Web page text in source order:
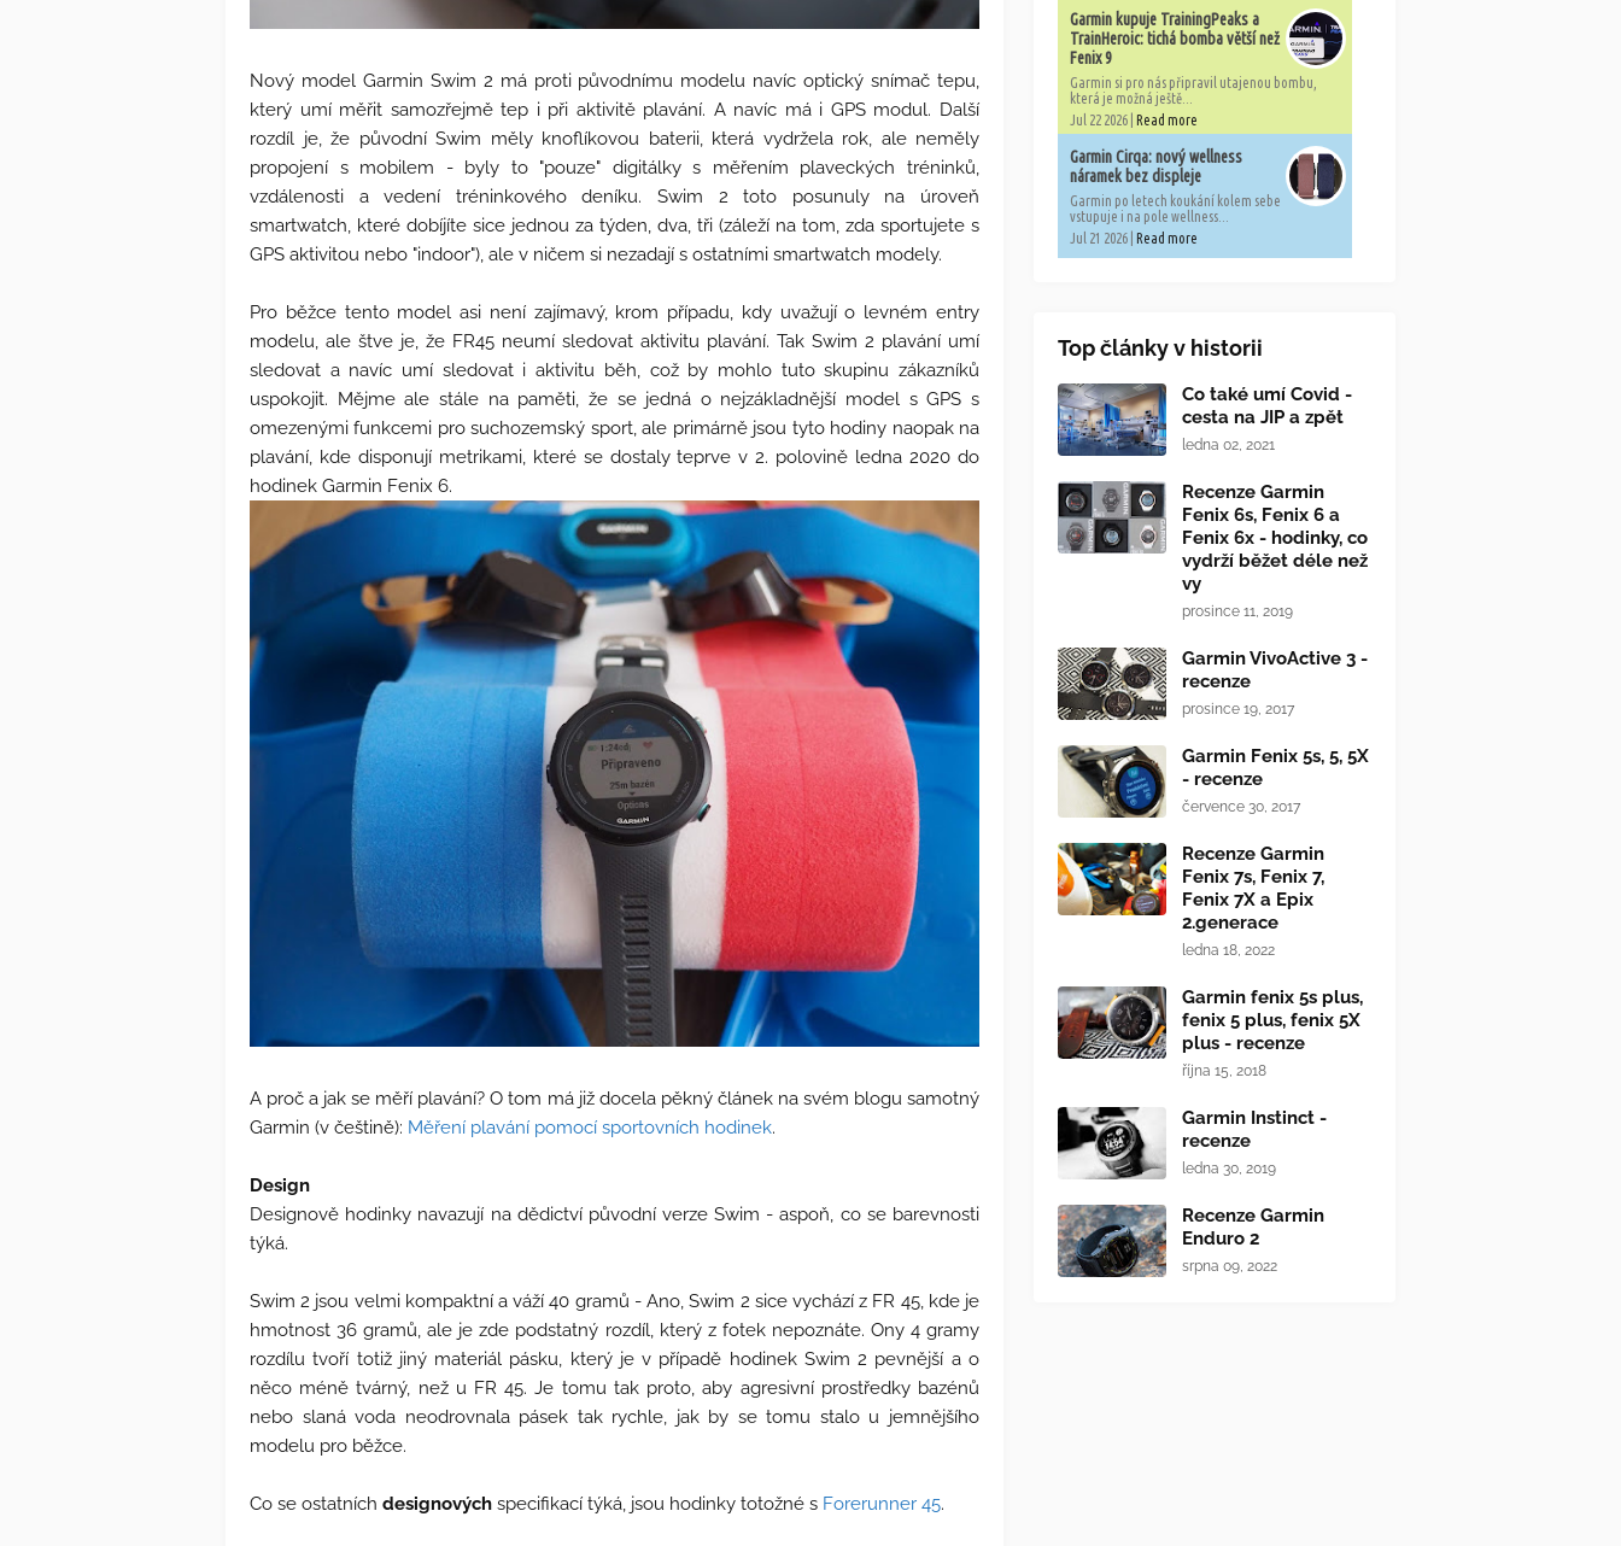
Nový model Garmin Swim 2 má proti původnímu modelu navíc optický snímač tepu,
který umí měřit samozřejmě tep i při aktivitě plavání. A navíc má i GPS modul. Další
rozdíl je, že původní Swim měly knoflíkovou baterii, která vydržela rok, ale neměly
propojení s mobilem - byly to "pouze" digitálky s měřením plaveckých tréninků,
vzdálenosti a vedení tréninkového deníku. Swim 2 toto posunuly na úroveň
smartwatch, které dobíjíte sice jednou za týden, dva, tři (záleží na tom, zda sportujete s
GPS aktivitou nebo "indoor"), ale v ničem si nezadají s ostatními smartwatch modely.
Pro běžce tento model asi není zajímavý, krom případu, kdy uvažují o levném entry
modelu, ale štve je, že FR45 neumí sledovat aktivitu plavání. Tak Swim 2 plavání umí
sledovat a navíc umí sledovat i aktivitu běh, což by mohlo tuto skupinu zákazníků
uspokojit. Mějme ale stále na paměti, že se jedná o nejzákladnější model s GPS s
omezenými funkcemi pro suchozemský sport, ale primárně jsou tyto hodiny naopak na
plavání, kde disponují metrikami, které se dostaly teprve v 2. polovině ledna 2020 do
hodinek Garmin Fenix 6.
A proč a jak se měří plavání? O tom má již docela pěkný článek na svém blogu samotný
Garmin (v češtině): Měření plavání pomocí sportovních hodinek.
Design
Designově hodinky navazují na dědictví původní verze Swim - aspoň, co se barevnosti
týká.
Swim 2 jsou velmi kompaktní a váží 40 gramů - Ano, Swim 2 sice vychází z FR 45, kde je
hmotnost 36 gramů, ale je zde podstatný rozdíl, který z fotek nepoznáte. Ony 4 gramy
rozdílu tvoří totiž jiný materiál pásku, který je v případě hodinek Swim 2 pevnější a o
něco méně tvárný, než u FR 45. Je tomu tak proto, aby agresivní prostředky bazénů
nebo slaná voda neodrovnala pásek tak rychle, jak by se tomu stalo u jemnějšího
modelu pro běžce.
Co se ostatních designových specifikací týká, jsou hodinky totožné s Forerunner 45.
Garmin kupuje TrainingPeaks a
TrainHeroic: tichá bomba větší než
Fenix 9
Garmin si pro nás připravil utajenou bombu,
která je možná ještě...
Jul 22 2026 | Read more
Garmin Cirqa: nový wellness
náramek bez displeje
Garmin po letech koukání kolem sebe
vstupuje i na pole wellness...
Jul 21 2026 | Read more
Top články v historii
Co také umí Covid -
cesta na JIP a zpět
ledna 02, 2021
Recenze Garmin
Fenix 6s, Fenix 6 a
Fenix 6x - hodinky, co
vydrží běžet déle než
vy
prosince 11, 2019
Garmin VivoActive 3 -
recenze
prosince 19, 2017
Garmin Fenix 5s, 5, 5X
- recenze
července 30, 2017
Recenze Garmin
Fenix 7s, Fenix 7,
Fenix 7X a Epix
2.generace
ledna 18, 2022
Garmin fenix 5s plus,
fenix 5 plus, fenix 5X
plus - recenze
října 15, 2018
Garmin Instinct -
recenze
ledna 30, 2019
Recenze Garmin
Enduro 2
srpna 09, 2022